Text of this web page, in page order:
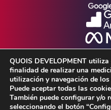
QUOIS DEVELOPMENT
finalidad de realizar una
utilización y navegación de
Puede aceptar todas las
También puede configurar y/o
seleccionando el botón